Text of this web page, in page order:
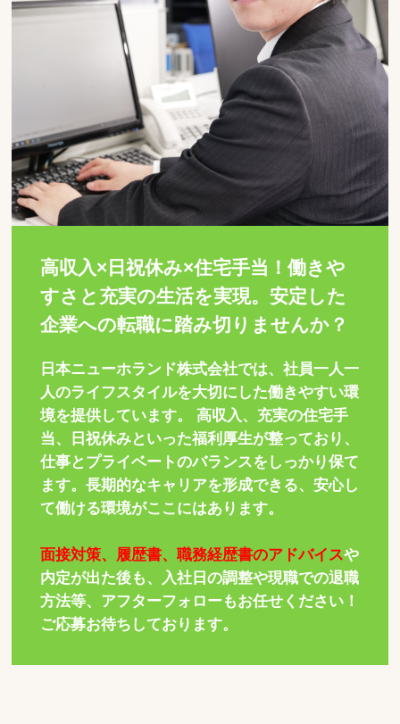
高収入×日祝休み×住宅手当！働きや
すさと充実の生活を実現。安定した
企業への転職に踏み切りませんか？
日本ニューホランド株式会社では、社員一人一
人のライフスタイルを大切にした働きやすい環
境を提供しています。 高収入、充実の住宅手
当、日祝休みといった福利厚生が整っており、
仕事とプライベートのバランスをしっかり保て
ます。長期的なキャリアを形成できる、安心し
て働ける環境がここにはあります。
面接対策、履歴書、職務経歴書のアドバイスや
内定が出た後も、入社日の調整や現職での退職
方法等、アフターフォローもお任せください！
ご応募お待ちしております。